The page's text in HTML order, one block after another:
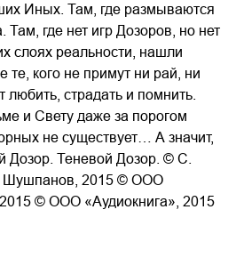
Иных. Там, где размываются
где нет игр Дозоров, но нет
слоях реальности, нашли
те, кого не примут ни рай, ни
страдать и помнить.
и Свету даже за порогом
не существует… А значит,
Дозор. Теневой Дозор. © С.
Шушпанов, 2015 © ООО
2015 © ООО «Аудиокнига», 2015